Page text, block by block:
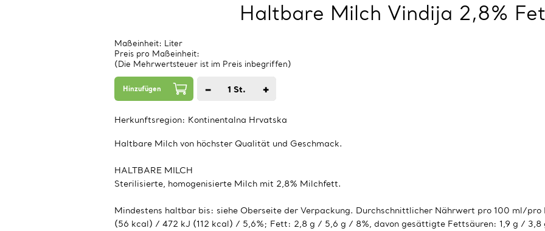
Haltbare Milch Vindija 2,8%
Maßeinheit: Liter
Preis pro Maßeinheit:
(Die Mehrwertsteuer ist im Preis inbegriffen)
Hinzufügen − 1 St. +
Herkunftsregion: Kontinentalna Hrvatska
Haltbare Milch von höchster Qualität und Geschmack.
HALTBARE MILCH
Sterilisierte, homogenisierte Milch mit 2,8% Milchfett.
Mindestens haltbar bis: siehe Oberseite der Verpackung. Durchschnittlicher Nährwert pro 100 ml/
(56 kcal) / 472 kJ (112 kcal) / 5,6%; Fett: 2,8 g / 5,6 g / 8%, davon gesättigte Fettsäuren: 1,9 g /